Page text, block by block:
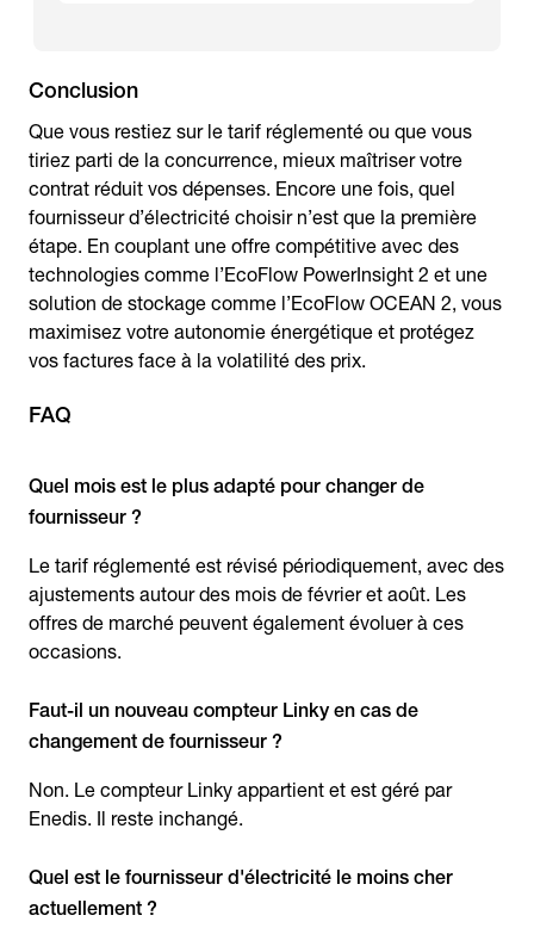
Conclusion
Que vous restiez sur le tarif réglementé ou que vous
tiriez parti de la concurrence, mieux maîtriser votre
contrat réduit vos dépenses. Encore une fois, quel
fournisseur d’électricité choisir n’est que la première
étape. En couplant une offre compétitive avec des
technologies comme l’EcoFlow PowerInsight 2 et une
solution de stockage comme l’EcoFlow OCEAN 2, vous
maximisez votre autonomie énergétique et protégez
vos factures face à la volatilité des prix.
FAQ
Quel mois est le plus adapté pour changer de
fournisseur ?
Le tarif réglementé est révisé périodiquement, avec des
ajustements autour des mois de février et août. Les
offres de marché peuvent également évoluer à ces
occasions.
Faut-il un nouveau compteur Linky en cas de
changement de fournisseur ?
Non. Le compteur Linky appartient et est géré par
Enedis. Il reste inchangé.
Quel est le fournisseur d'électricité le moins cher
actuellement ?